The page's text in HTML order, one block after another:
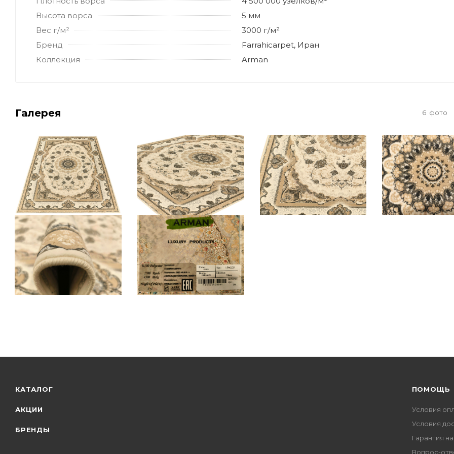
Высота ворса
5 мм
Вес г/м²
3000 г/м²
Бренд
Farrahicarpet, Иран
Коллекция
Arman
Галерея 6 фото
КАТАЛОГ
АКЦИИ
БРЕНДЫ
ПОМОЩЬ
Условия
Условия
Гарантия
Вопрос-